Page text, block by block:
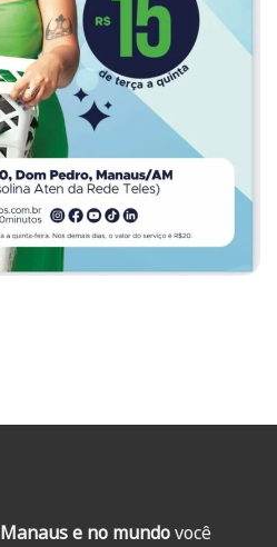
Manaus e no mundovocê